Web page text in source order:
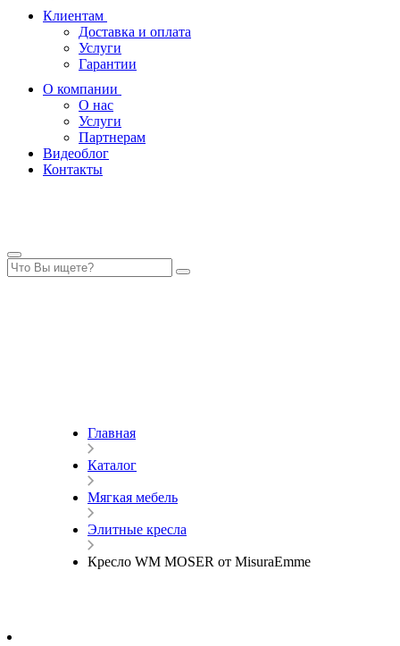
Клиентам
Доставка и оплата
Услуги
Гарантии
О компании
О нас
Услуги
Партнерам
Видеоблог
Контакты
Главная
Каталог
Мягкая мебель
Элитные кресла
Кресло WM MOSER от MisuraEmme